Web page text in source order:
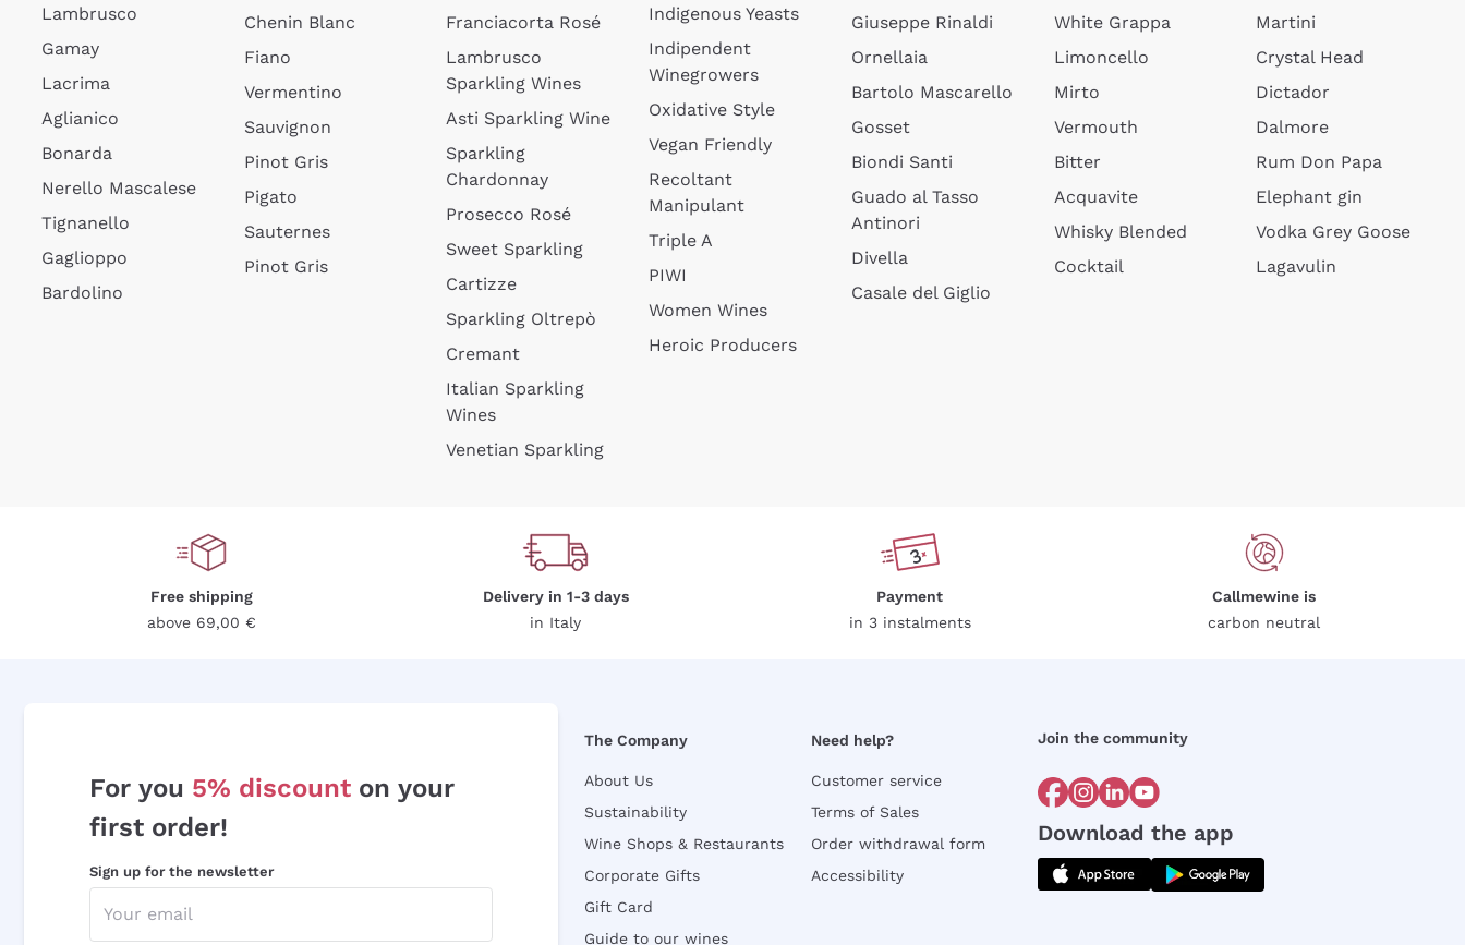
Lambrusco
Gamay
Lacrima
Aglianico
Bonarda
Nerello Mascalese
Tignanello
Gaglioppo
Bardolino
Chenin Blanc
Fiano
Vermentino
Sauvignon
Pinot Gris
Pigato
Sauternes
Pinot Gris
Franciacorta Rosé
Lambrusco
Sparkling Wines
Asti Sparkling Wine
Sparkling
Chardonnay
Prosecco Rosé
Sweet Sparkling
Cartizze
Sparkling Oltrepò
Cremant
Italian Sparkling
Wines
Venetian Sparkling
Indigenous Yeasts
Indipendent
Winegrowers
Oxidative Style
Vegan Friendly
Recoltant
Manipulant
Triple A
PIWI
Women Wines
Heroic Producers
Giuseppe Rinaldi
Ornellaia
Bartolo Mascarello
Gosset
Biondi Santi
Guado al Tasso
Antinori
Divella
Casale del Giglio
White Grappa
Limoncello
Mirto
Vermouth
Bitter
Acquavite
Whisky Blended
Cocktail
Martini
Crystal Head
Dictador
Dalmore
Rum Don Papa
Elephant gin
Vodka Grey Goose
Lagavulin
Free shipping
above 69,00 €
Delivery in 1-3 days
in Italy
Payment
in 3 instalments
Callmewine is
carbon neutral
For you 5% discount on your
first order!
Sign up for the newsletter
The Company
About Us
Sustainability
Wine Shops & Restaurants
Corporate Gifts
Gift Card
Guide to our wines
Need help?
Customer service
Terms of Sales
Order withdrawal form
Accessibility
Join the community
Download the app